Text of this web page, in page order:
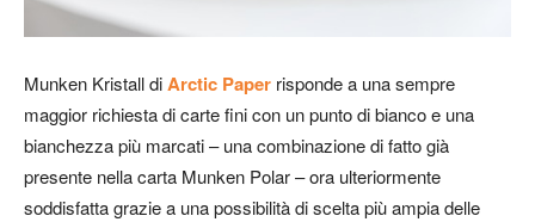
Munken Kristall diArctic Paper risponde a una sempre
maggior richiesta di carte fini con un punto di bianco e una
bianchezza più marcati – una combinazione di fatto già
presente nella carta Munken Polar – ora ulteriormente
soddisfatta grazie a una possibilità di scelta più ampia delle